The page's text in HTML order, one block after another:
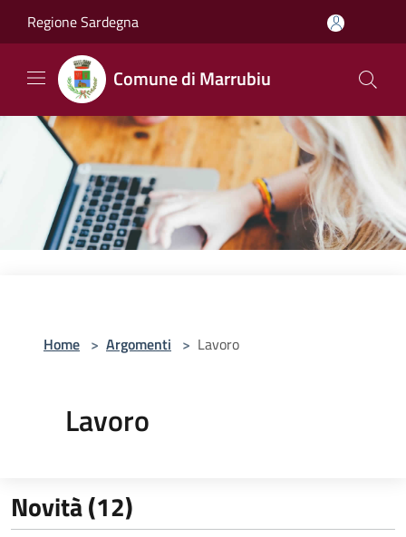
Regione Sardegna
Comune di Marrubiu
Home > Argomenti > Lavoro
Lavoro
Novità (12)